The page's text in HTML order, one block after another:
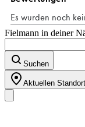
Fielmann in deiner
Suchen
Aktuellen